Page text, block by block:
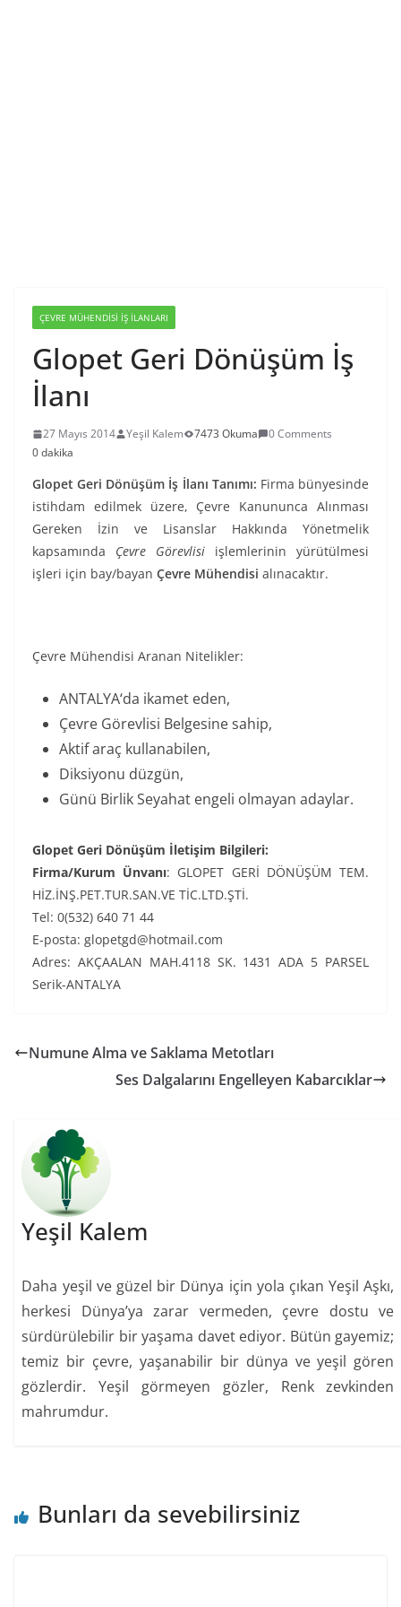
ÇEVRE MÜHENDISI İŞ İLANLARI
Glopet Geri Dönüşüm İş
İlanı
27 Mayıs 2014 Yeşil Kalem 7473 Okuma
0 Comments
0 dakika
Glopet Geri Dönüşüm İş İlanı Tanımı: Firma bünyesinde
istihdam edilmek üzere, Çevre Kanununca Alınması
Gereken İzin ve Lisanslar Hakkında Yönetmelik
kapsamında Çevre Görevlisi işlemlerinin yürütülmesi
işleri için bay/bayan Çevre Mühendisi alınacaktır.
Çevre Mühendisi Aranan Nitelikler:
ANTALYA‘da ikamet eden,
Çevre Görevlisi Belgesine sahip,
Aktif araç kullanabilen,
Diksiyonu düzgün,
Günü Birlik Seyahat engeli olmayan adaylar.
Glopet Geri Dönüşüm İletişim Bilgileri:
Firma/Kurum Ünvanı: GLOPET GERİ DÖNÜŞÜM TEM.
HİZ.İNŞ.PET.TUR.SAN.VE TİC.LTD.ŞTİ.
Tel: 0(532) 640 71 44
E-posta: glopetgd@hotmail.com
Adres: AKÇAALAN MAH.4118 SK. 1431 ADA 5 PARSEL
Serik-ANTALYA
Numune Alma ve Saklama Metotları
Ses Dalgalarını Engelleyen Kabarcıklar
Yeşil Kalem
Daha yeşil ve güzel bir Dünya için yola çıkan Yeşil Aşkı,
herkesi Dünya’ya zarar vermeden, çevre dostu ve
sürdürülebilir bir yaşama davet ediyor. Bütün gayemiz;
temiz bir çevre, yaşanabilir bir dünya ve yeşil gören
gözlerdir. Yeşil görmeyen gözler, Renk zevkinden
mahrumdur.
Bunları da sevebilirsiniz